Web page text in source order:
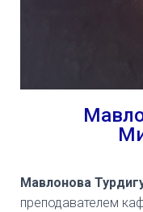
Мавлонова
преподавателем